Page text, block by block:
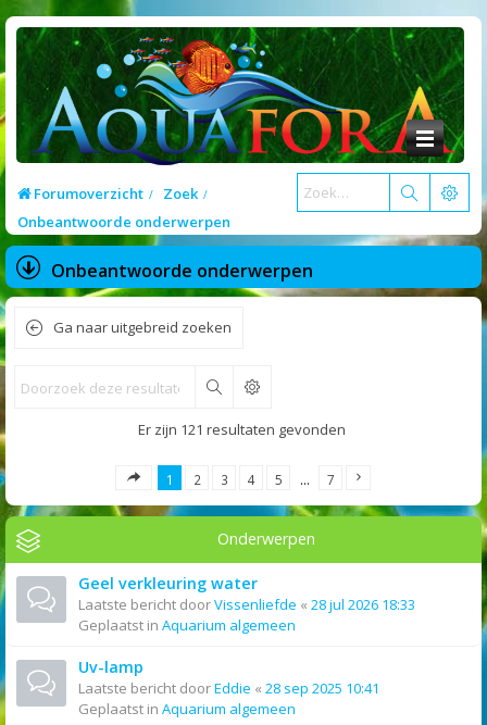
Forumoverzicht
Zoek
Onbeantwoorde onderwerpen
Onbeantwoorde onderwerpen
Ga naar uitgebreid zoeken
Zoek
Er zijn 121 resultaten gevonden
1 2 3 4 5 … 7
Onderwerpen
Geel verkleuring water
Laatste bericht doorVissenliefde « 28 jul 2026 18:33
Geplaatst in Aquarium algemeen
Uv-lamp
Laatste bericht doorEddie « 28 sep 2025 10:41
Geplaatst in Aquarium algemeen